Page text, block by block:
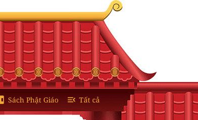
Sách Phật Giáo Tất cả